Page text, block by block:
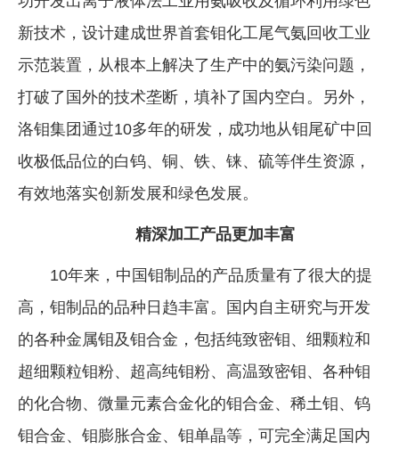
新技术，设计建成世界首套钼化工尾气氨回收工业
示范装置，从根本上解决了生产中的氨污染问题，
打破了国外的技术垄断，填补了国内空白。另外，
洛钼集团通过10多年的研发，成功地从钼尾矿中回
收极低品位的白钨、铜、铁、铼、硫等伴生资源，
有效地落实创新发展和绿色发展。
精深加工产品更加丰富
10年来，中国钼制品的产品质量有了很大的提
高，钼制品的品种日趋丰富。国内自主研究与开发
的各种金属钼及钼合金，包括纯致密钼、细颗粒和
超细颗粒钼粉、超高纯钼粉、高温致密钼、各种钼
的化合物、微量元素合金化的钼合金、稀土钼、钨
钼合金、钼膨胀合金、钼单晶等，可完全满足国内